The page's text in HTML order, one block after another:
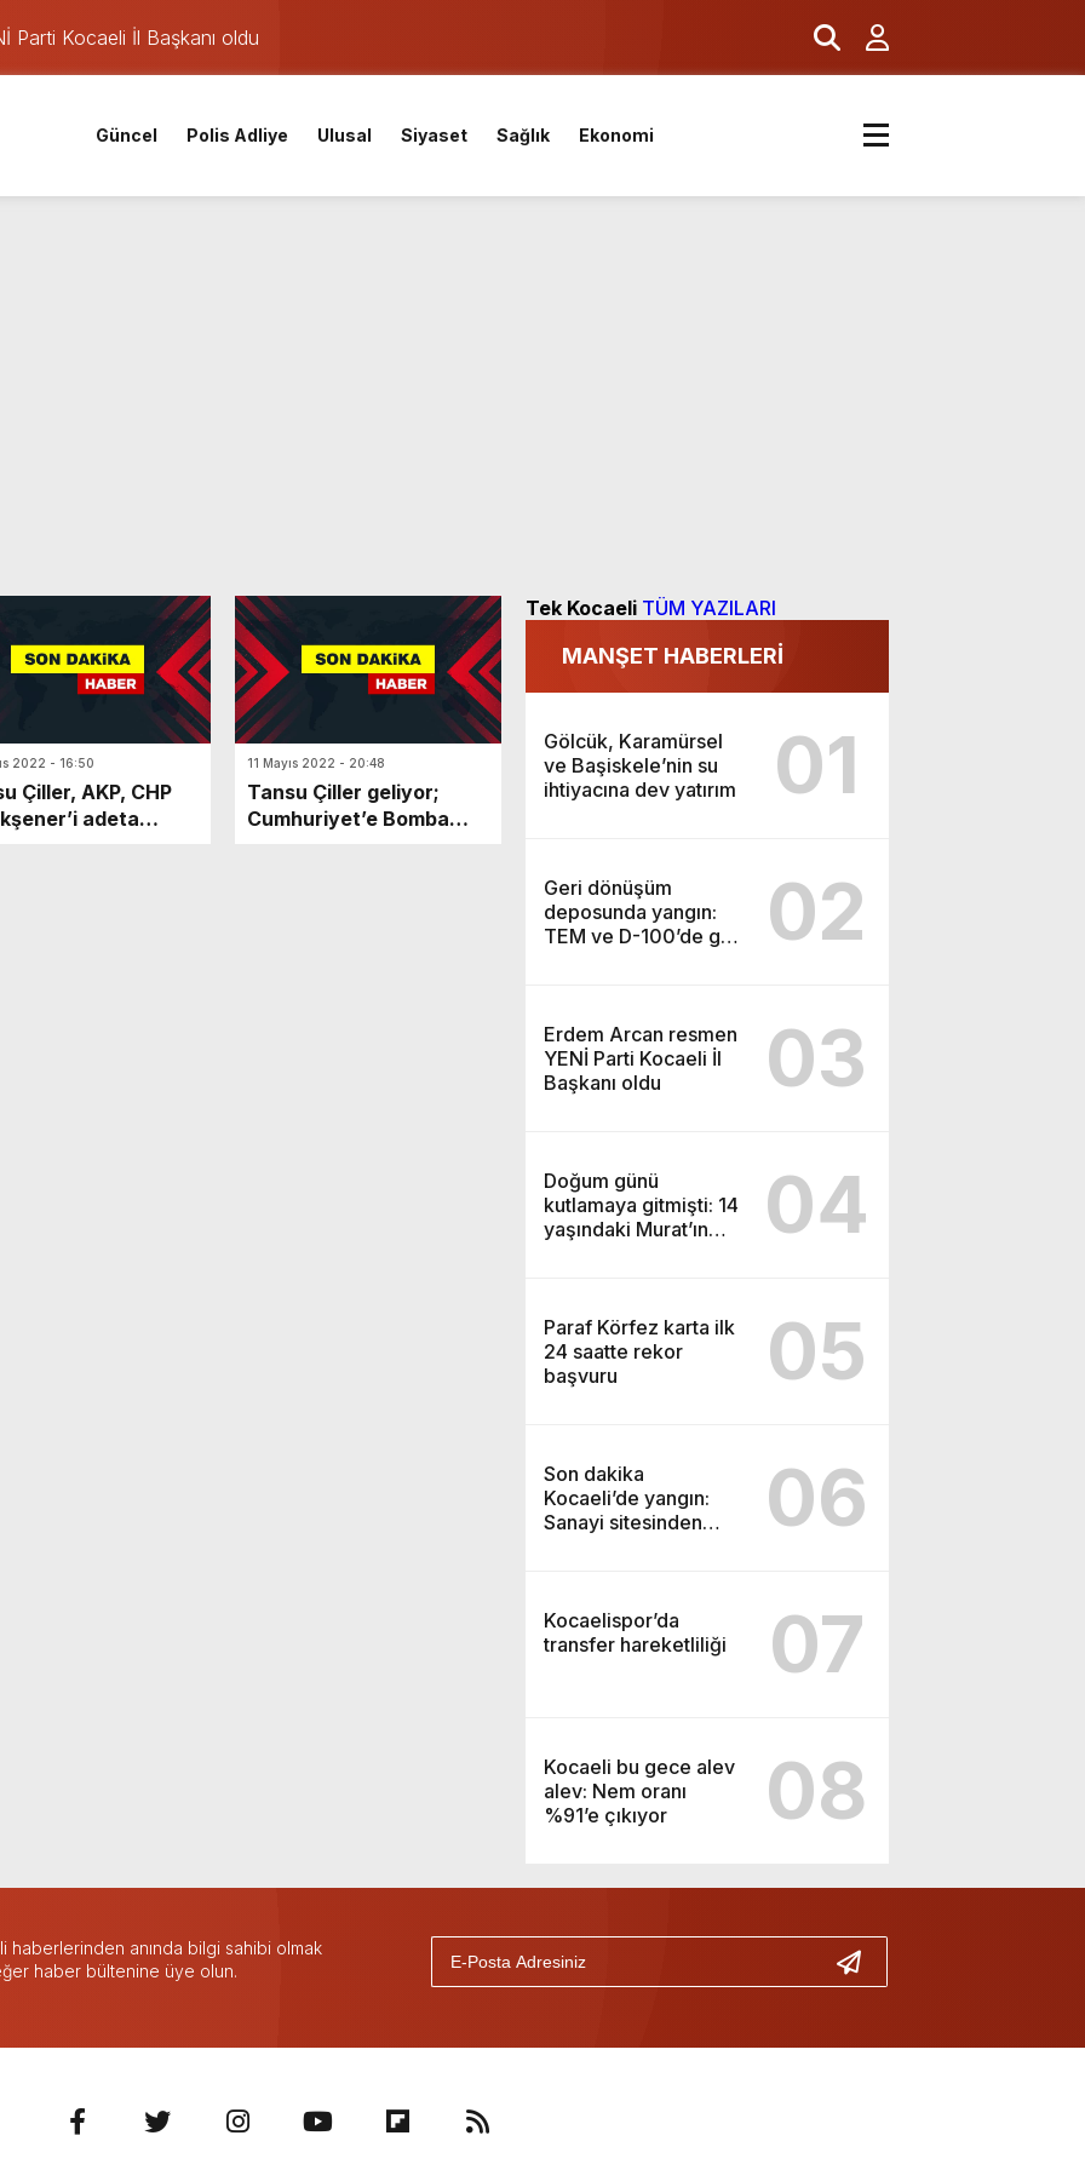
Parti Kocaeli İl Başkanı oldu
14 yaşındaki Murat’ın şüpheli ölümünde korkunç gerçek
rekor başvuru
Sanayi sitesinden alevler yükseliyor
Güncel Polis Adliye Ulusal Siyaset Sağlık Ekonomi
2022 - 16:50
Çiller, AKP, CHP
adeta
11 Mayıs 2022 - 20:48
Tansu Çiller geliyor;
Cumhuriyet’e Bomba
Tek Kocaeli TÜM YAZILARI
MANŞET HABERLERİ
Gölcük, Karamürsel
ve Başiskele’nin su
ihtiyacına dev yatırım
01
Geri dönüşüm
deposunda yangın:
TEM ve D-100’de göz
02
Erdem Arcan resmen
YENİ Parti Kocaeli İl
Başkanı oldu
03
Doğum günü
kutlamaya gitmişti: 14
yaşındaki Murat’ın
04
Paraf Körfez karta ilk
24 saatte rekor
başvuru
05
Son dakika
Kocaeli’de yangın:
Sanayi sitesinden
06
Kocaelispor’da
transfer hareketliliği
07
Kocaeli bu gece alev
alev: Nem oranı
%91’e çıkıyor
08
haberlerinden anında bilgi sahibi olmak
haber bültenine üye olun.